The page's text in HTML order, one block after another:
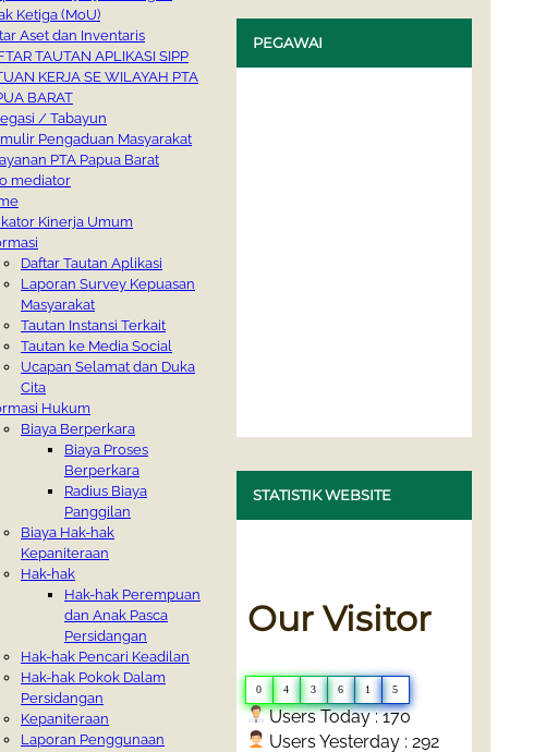
Ketiga (MoU)
Aset dan Inventaris
TAUTAN APLIKASI SIPP
KERJA SE WILAYAH PTA
BARAT
/ Tabayun
Pengaduan Masyarakat
PTA Papua Barat
mediator
Kinerja Umum
Daftar Tautan Aplikasi
Laporan Survey Kepuasan
Masyarakat
Tautan Instansi Terkait
Tautan ke Media Social
Ucapan Selamat dan Duka
Cita
Hukum
Biaya Berperkara
Biaya Proses
Berperkara
Radius Biaya
Panggilan
Biaya Hak-hak
Kepaniteraan
Hak-hak
Hak-hak Perempuan
dan Anak Pasca
Persidangan
Hak-hak Pencari Keadilan
Hak-hak Pokok Dalam
Persidangan
Kepaniteraan
Laporan Penggunaan
PEGAWAI
STATISTIK WEBSITE
Our Visitor
0 4 3 6 1 5
Users Today : 170
Users Yesterday : 292